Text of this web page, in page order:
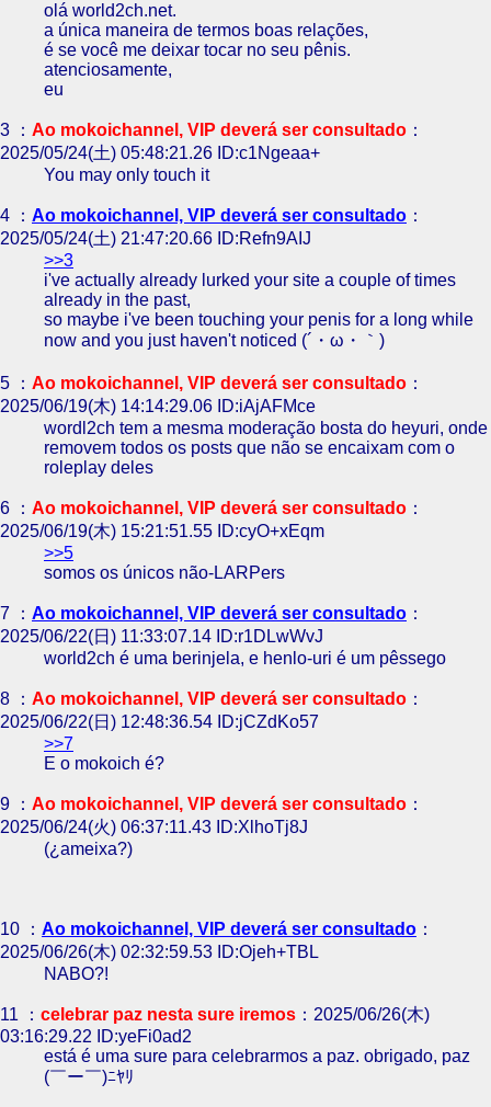
olá world2ch.net.
a única maneira de termos boas relações,
é se você me deixar tocar no seu pênis.
atenciosamente,
eu
3 ： Ao mokoichannel, VIP deverá ser consultado ：
2025/05/24(土) 05:48:21.26 ID:c1Ngeaa+
You may only touch it
4 ： Ao mokoichannel, VIP deverá ser consultado ：
2025/05/24(土) 21:47:20.66 ID:Refn9AIJ
>>3
i've actually already lurked your site a couple of times
already in the past,
so maybe i've been touching your penis for a long while
now and you just haven't noticed (´・ω・｀)
5 ： Ao mokoichannel, VIP deverá ser consultado ：
2025/06/19(木) 14:14:29.06 ID:iAjAFMce
wordl2ch tem a mesma moderação bosta do heyuri, onde
removem todos os posts que não se encaixam com o
roleplay deles
6 ： Ao mokoichannel, VIP deverá ser consultado ：
2025/06/19(木) 15:21:51.55 ID:cyO+xEqm
>>5
somos os únicos não-LARPers
7 ： Ao mokoichannel, VIP deverá ser consultado ：
2025/06/22(日) 11:33:07.14 ID:r1DLwWvJ
world2ch é uma berinjela, e henlo-uri é um pêssego
8 ： Ao mokoichannel, VIP deverá ser consultado ：
2025/06/22(日) 12:48:36.54 ID:jCZdKo57
>>7
E o mokoich é?
9 ： Ao mokoichannel, VIP deverá ser consultado ：
2025/06/24(火) 06:37:11.43 ID:XlhoTj8J
(¿ameixa?)
10 ： Ao mokoichannel, VIP deverá ser consultado ：
2025/06/26(木) 02:32:59.53 ID:Ojeh+TBL
NABO?!
11 ： celebrar paz nesta sure iremos ：2025/06/26(木)
03:16:29.22 ID:yeFi0ad2
está é uma sure para celebrarmos a paz. obrigado, paz
(￣ー￣)ﾆﾔﾘ